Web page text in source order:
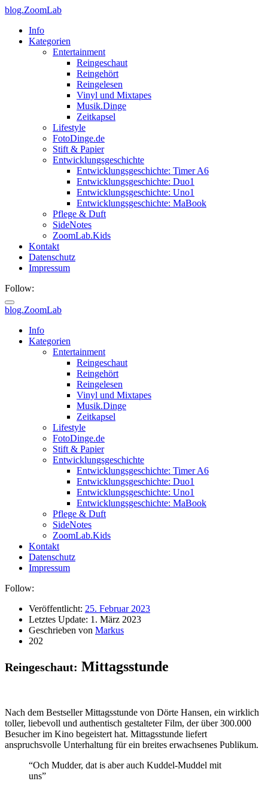
blog.ZoomLab
Info
Kategorien
Entertainment
Reingeschaut
Reingehört
Reingelesen
Vinyl und Mixtapes
Musik.Dinge
Zeitkapsel
Lifestyle
FotoDinge.de
Stift & Papier
Entwicklungsgeschichte
Entwicklungsgeschichte: Timer A6
Entwicklungsgeschichte: Duo1
Entwicklungsgeschichte: Uno1
Entwicklungsgeschichte: MaBook
Pflege & Duft
SideNotes
ZoomLab.Kids
Kontakt
Datenschutz
Impressum
Follow:
blog.ZoomLab
Info
Kategorien
Entertainment
Reingeschaut
Reingehört
Reingelesen
Vinyl und Mixtapes
Musik.Dinge
Zeitkapsel
Lifestyle
FotoDinge.de
Stift & Papier
Entwicklungsgeschichte
Entwicklungsgeschichte: Timer A6
Entwicklungsgeschichte: Duo1
Entwicklungsgeschichte: Uno1
Entwicklungsgeschichte: MaBook
Pflege & Duft
SideNotes
ZoomLab.Kids
Kontakt
Datenschutz
Impressum
Follow:
Veröffentlicht: 25. Februar 2023
Letztes Update: 1. März 2023
Geschrieben von Markus
202
Reingeschaut: Mittagsstunde
Nach dem Bestseller Mittagsstunde von Dörte Hansen, ein wirklich
toller, liebevoll und authentisch gestalteter Film, der über 300.000
Besucher im Kino begeistert hat. Mittagsstunde liefert
anspruchsvolle Unterhaltung für ein breites erwachsenes Publikum.
“Och Mudder, dat is aber auch Kuddel-Muddel mit
uns”